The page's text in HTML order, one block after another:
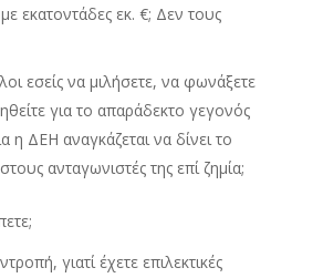
εκατοντάδες εκ. €; Δεν τους
εσείς να μιλήσετε, να φωνάξετε
για το απαράδεκτο γεγονός
η ΔΕΗ αναγκάζεται να δίνει το
ανταγωνιστές της επί ζημία;
γιατί έχετε επιλεκτικές